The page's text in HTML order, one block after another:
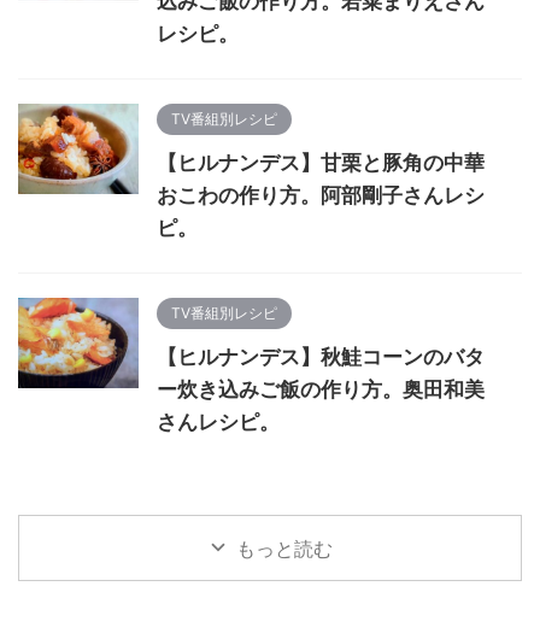
レシピ。
TV番組別レシピ
【ヒルナンデス】甘栗と豚角の中華
おこわの作り方。阿部剛子さんレシ
ピ。
TV番組別レシピ
【ヒルナンデス】秋鮭コーンのバタ
ー炊き込みご飯の作り方。奥田和美
さんレシピ。
もっと読む